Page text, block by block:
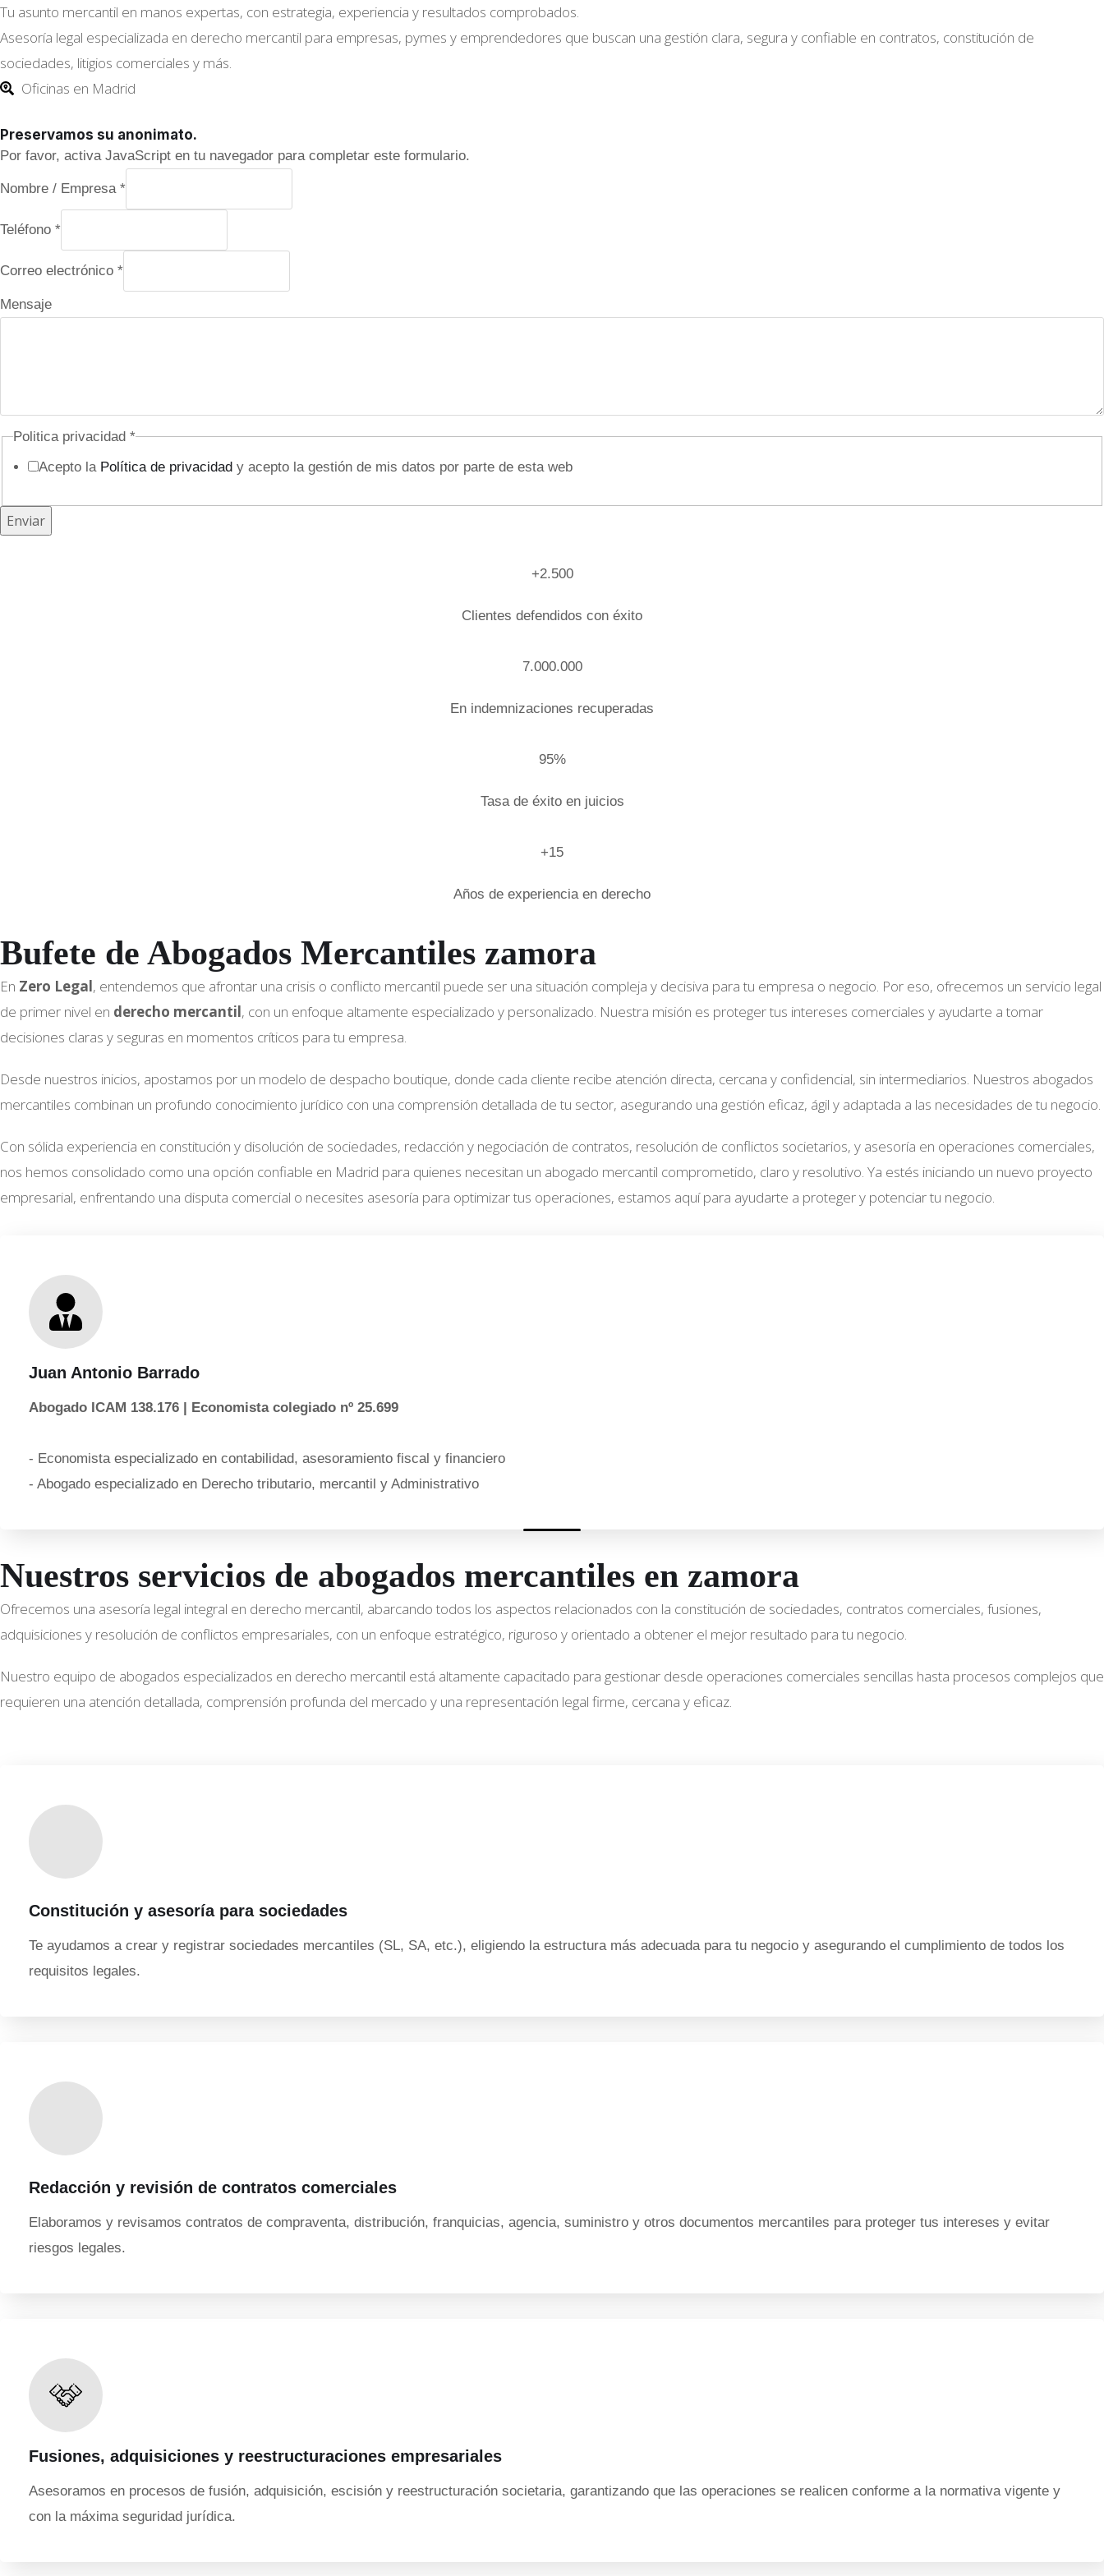
Tu asunto mercantil en manos expertas, con estrategia, experiencia y resultados comprobados.
Asesoría legal especializada en derecho mercantil para empresas, pymes y emprendedores que buscan una gestión clara, segura y confiable en contratos, constitución de
sociedades, litigios comerciales y más.
Oficinas en Madrid
Preservamos su anonimato.
Por favor, activa JavaScript en tu navegador para completar este formulario.
e
e
r
c
o
u
l
Nombre / Empresa *
Teléfono *
Correo electrónico *
Mensaje
Politica privacidad *
Acepto la Política de privacidady acepto la gestión de mis datos por parte de esta web
Enviar
+2.500
Clientes defendidos con éxito
7.000.000
En indemnizaciones recuperadas
95%
Tasa de éxito en juicios
+15
Años de experiencia en derecho
Bufete de Abogados Mercantiles zamora
En Zero Legal, entendemos que afrontar una crisis o conflicto mercantil puede ser una situación compleja y decisiva para tu empresa o negocio. Por eso, ofrecemos un servicio legal
de primer nivel en derecho mercantil, con un enfoque altamente especializado y personalizado. Nuestra misión es proteger tus intereses comerciales y ayudarte a tomar
decisiones claras y seguras en momentos críticos para tu empresa.
Desde nuestros inicios, apostamos por un modelo de despacho boutique, donde cada cliente recibe atención directa, cercana y confidencial, sin intermediarios. Nuestros abogados
mercantiles combinan un profundo conocimiento jurídico con una comprensión detallada de tu sector, asegurando una gestión eficaz, ágil y adaptada a las necesidades de tu negocio.
Con sólida experiencia en constitución y disolución de sociedades, redacción y negociación de contratos, resolución de conflictos societarios, y asesoría en operaciones comerciales,
nos hemos consolidado como una opción confiable en Madrid para quienes necesitan un abogado mercantil comprometido, claro y resolutivo. Ya estés iniciando un nuevo proyecto
empresarial, enfrentando una disputa comercial o necesites asesoría para optimizar tus operaciones, estamos aquí para ayudarte a proteger y potenciar tu negocio.
Juan Antonio Barrado
Abogado ICAM 138.176 | Economista colegiado nº 25.699
- Economista especializado en contabilidad, asesoramiento fiscal y financiero
- Abogado especializado en Derecho tributario, mercantil y Administrativo
Nuestros servicios de abogados mercantiles en zamora
Ofrecemos una asesoría legal integral en derecho mercantil, abarcando todos los aspectos relacionados con la constitución de sociedades, contratos comerciales, fusiones,
adquisiciones y resolución de conflictos empresariales, con un enfoque estratégico, riguroso y orientado a obtener el mejor resultado para tu negocio.
Nuestro equipo de abogados especializados en derecho mercantil está altamente capacitado para gestionar desde operaciones comerciales sencillas hasta procesos complejos que
requieren una atención detallada, comprensión profunda del mercado y una representación legal firme, cercana y eficaz.
Constitución y asesoría para sociedades
Te ayudamos a crear y registrar sociedades mercantiles (SL, SA, etc.), eligiendo la estructura más adecuada para tu negocio y asegurando el cumplimiento de todos los
requisitos legales.
Redacción y revisión de contratos comerciales
Elaboramos y revisamos contratos de compraventa, distribución, franquicias, agencia, suministro y otros documentos mercantiles para proteger tus intereses y evitar
riesgos legales.
Fusiones, adquisiciones y reestructuraciones empresariales
Asesoramos en procesos de fusión, adquisición, escisión y reestructuración societaria, garantizando que las operaciones se realicen conforme a la normativa vigente y
con la máxima seguridad jurídica.